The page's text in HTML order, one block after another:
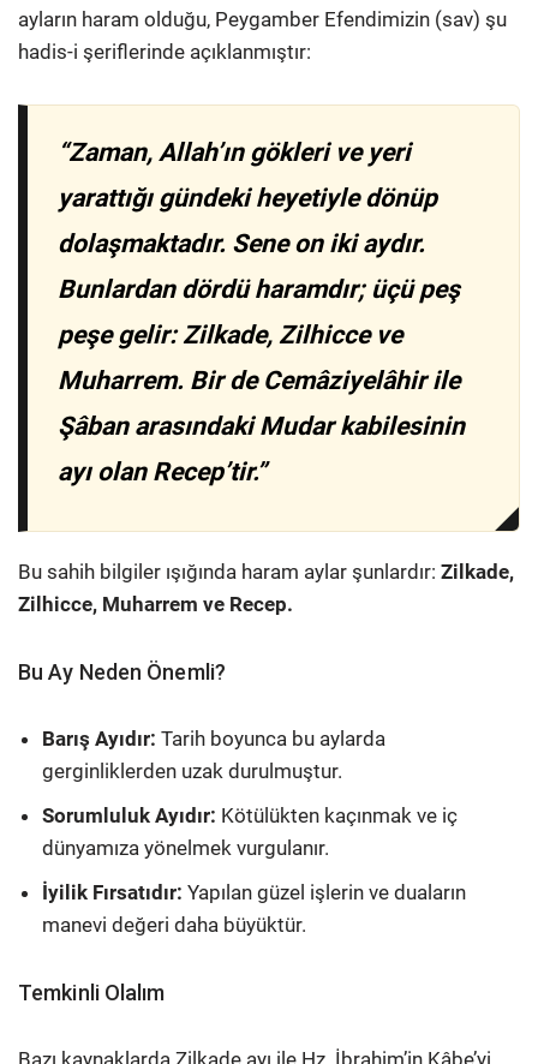
ayların haram olduğu, Peygamber Efendimizin (sav) şu
hadis-i şeriflerinde açıklanmıştır:
“Zaman, Allah’ın gökleri ve yeri
yarattığı gündeki heyetiyle dönüp
dolaşmaktadır. Sene on iki aydır.
Bunlardan dördü haramdır; üçü peş
peşe gelir: Zilkade, Zilhicce ve
Muharrem. Bir de Cemâziyelâhir ile
Şâban arasındaki Mudar kabilesinin
ayı olan Recep’tir.”
Bu sahih bilgiler ışığında haram aylar şunlardır: Zilkade,
Zilhicce, Muharrem ve Recep.
Bu Ay Neden Önemli?
Barış Ayıdır: Tarih boyunca bu aylarda
gerginliklerden uzak durulmuştur.
Sorumluluk Ayıdır: Kötülükten kaçınmak ve iç
dünyamıza yönelmek vurgulanır.
İyilik Fırsatıdır: Yapılan güzel işlerin ve duaların
manevi değeri daha büyüktür.
Temkinli Olalım
Bazı kaynaklarda Zilkade ayı ile Hz. İbrahim’in Kâbe’yi